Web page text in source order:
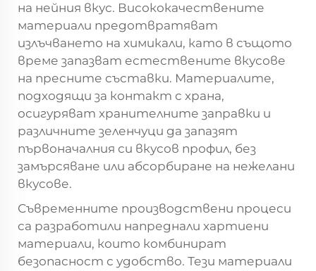
на нейния вкус. Висококачествените
материали предотвратяват
излъчването на химикали, като в същото
време запазват естествените вкусове
на пресните съставки. Материалите,
подходящи за контакт с храна,
осигуряват хранителните заправки и
различните зеленчуци да запазят
първоначалния си вкусов профил, без
замърсяване или абсорбиране на нежелани
вкусове.
Съвременните производствени процеси
са разработили напреднали хартиени
материали, които комбинират
безопасност с удобство. Тези материали